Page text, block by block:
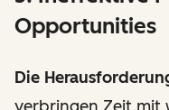
Opportunities
Die